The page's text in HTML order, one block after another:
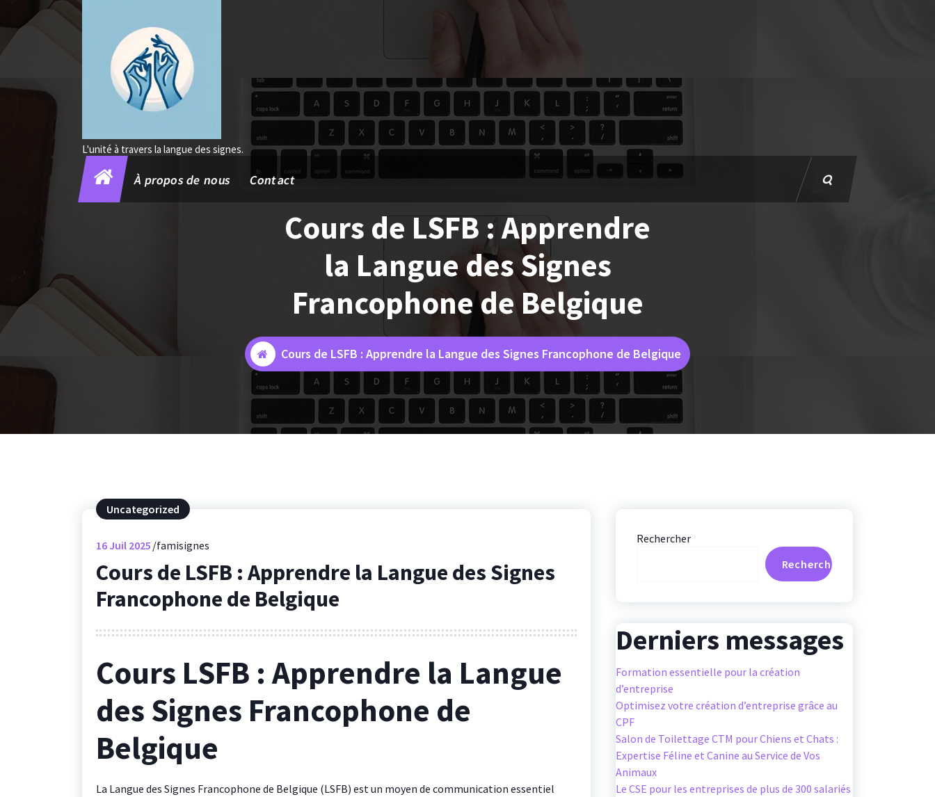
au
contenu
L'unité à travers la langue des signes.
À propos de nous Contact
Cours de LSFB : Apprendre
la Langue des Signes
Francophone de Belgique
Cours de LSFB : Apprendre la Langue des Signes Francophone de Belgique
Uncategorized
16 Juil 2025 famisignes
Cours de LSFB : Apprendre la Langue des Signes
Francophone de Belgique
Cours LSFB : Apprendre la Langue
des Signes Francophone de
Belgique
La Langue des Signes Francophone de Belgique (LSFB) est un moyen de communication essentiel
Rechercher
Rechercher
Derniers messages
Formation essentielle pour la création
d’entreprise
Optimisez votre création d’entreprise grâce au
CPF
Salon de Toilettage CTM pour Chiens et Chats :
Expertise Féline et Canine au Service de Vos
Animaux
Le CSE pour les entreprises de plus de 300 salariés